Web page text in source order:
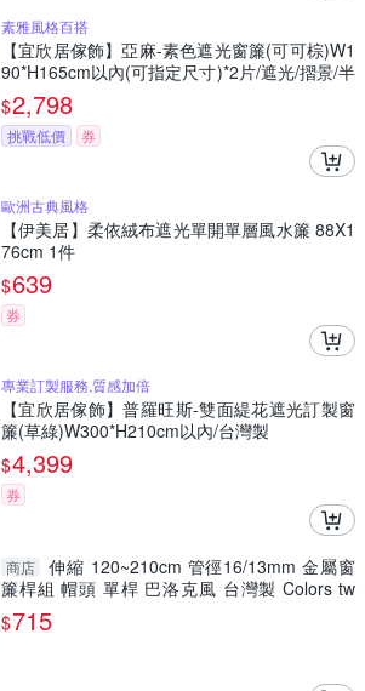
素雅風格百搭
【宜欣居傢飾】亞麻-素色遮光窗簾(可可棕)W1
90*H165cm以內(可指定尺寸)*2片/遮光/摺景/半
腰/窗簾/台灣製MIT
$2,798
挑戰低價 券
歐洲古典風格
【伊美居】柔依絨布遮光單開單層風水簾 88X1
76cm 1件
$639
券
專業訂製服務,質感加倍
【宜欣居傢飾】普羅旺斯-雙面緹花遮光訂製窗
簾(草綠)W300*H210cm以內/台灣製
$4,399
券
商店
伸縮 120~210cm 管徑16/13mm 金屬窗
簾桿組 帽頭 單桿 巴洛克風 台灣製 Colors tw
室內裝潢
$715